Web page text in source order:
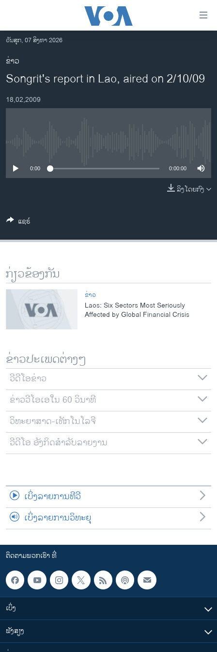
ເຂົ້າ
ຫາ
ຂ້າມ
ຂ້າມ
ໄປ
ອາເມຣິກາ
ການເລືອກຕັ້ງ ປະທານາທີບໍດີ ສະຫະລັດ 2024
ອິດສະຫຼະພາບດ້ານການຂ່າວ
ວິທະຍາສາດ-ເທັກໂນໂລຈີ
ທຸລະກິດ
ວີດີໂອ
ລາຍການກະຈາຍສຽງ
ລາຍງານ
ຕິດຕາມພວກເຮົາ ທີ່
ພາສາຕ່າງໆ
ວັນສຸກ, 07 ສິງຫາ 2026
ຂ່າວ
Songrit's report in Lao, aired on 2/10/09
18,02,2009
0:00 0:00:00
ລິງໂດຍກົງ
ແຊຣ໌
ກ່ຽວຂ້ອງກັນ
ຂ່າວ
Laos: Six Sectors Most Seriously
Affected by Global Financial Crisis
ຂ່າວປະເພດຕ່າງໆ
ວີດີໂອຂ່າວ
ຂ່າວວີໂອເອໃນ 60 ວິນາທີ
ວິທະຍາສາດ-ເທັກໂນໂລຈີ
ວີດີໂອ ອັງກິດສຳລັບລາຍງານ
ເບິ່ງລາຍການທີວີ
ເບິ່ງລາຍການວິທະຍຸ
ຕິດຕາມພວກເຮົາ ທີ່
ເບິ່ງ
ຟັງສຽງ